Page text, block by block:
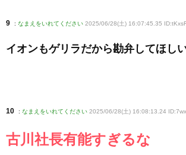
9 : なまえをいれてください 2025/06/28(土) 16:07:45.35
イオンもゲリラだから勘弁してほし
10 : なまえをいれてください 2025/06/28(土) 16:08:13.24
古川社長有能すぎるな